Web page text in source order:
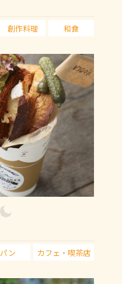
創作料理 和食
パン カフェ・喫茶店